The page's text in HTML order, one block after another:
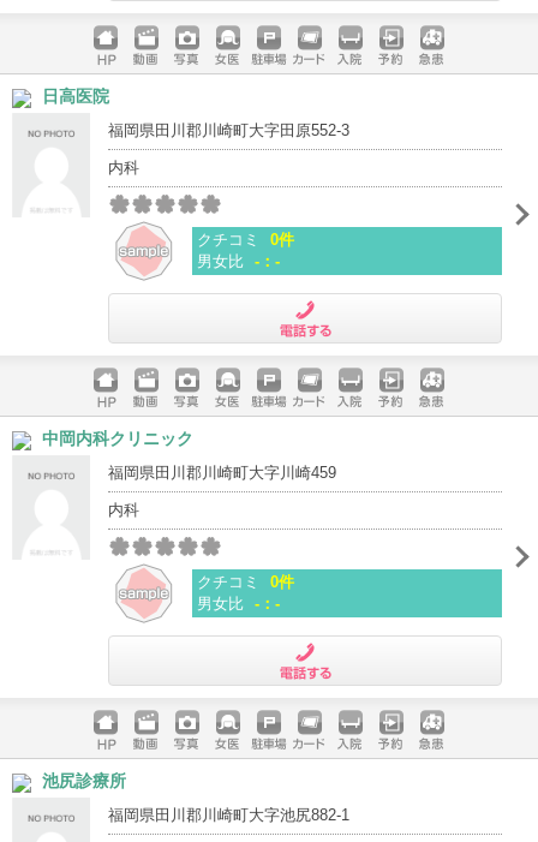
ホームペ
ージ
動画 写真 女医 駐車場
クレジッ
入院 予約 急患
日高医院
福岡県田川郡川崎町大字田原552-3
内科
クチコミ
0件
男女比 -：-
ホームペ
ージ
動画 写真 女医 駐車場
クレジッ
入院 予約 急患
中岡内科クリニック
福岡県田川郡川崎町大字川崎459
内科
クチコミ
0件
男女比 -：-
ホームペ
ージ
動画 写真 女医 駐車場
クレジッ
入院 予約 急患
池尻診療所
福岡県田川郡川崎町大字池尻882-1